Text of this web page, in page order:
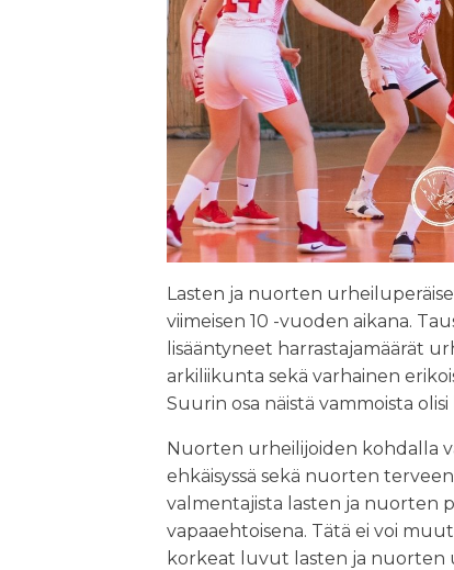
Lasten ja nuorten
viimeisen 10 -vuoden aikana.
lisääntyneet harrastajamäärät
arkiliikunta sekä varhainen
Suurin osa näistä vammoista
Nuorten urheilijoiden kohdalla
ehkäisyssä sekä nuorten
valmentajista lasten ja nuorten
vapaaehtoisena. Tätä ei voi
korkeat luvut lasten ja nuorten